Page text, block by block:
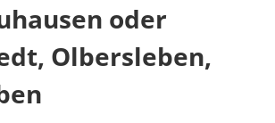
oder
Olbersleben,